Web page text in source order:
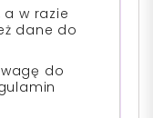
a w razie
dane do
do